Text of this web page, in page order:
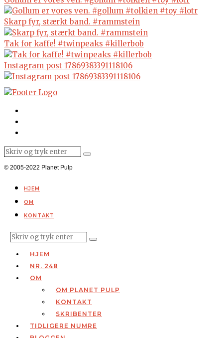
Skarp fyr, stærkt band. #rammstein
Tak for kaffe! #twinpeaks #killerbob
Instagram post 17869383391118106
© 2005-2022 Planet Pulp
HJEM
OM
KONTAKT
HJEM
NR. 248
OM
OM PLANET PULP
KONTAKT
SKRIBENTER
TIDLIGERE NUMRE